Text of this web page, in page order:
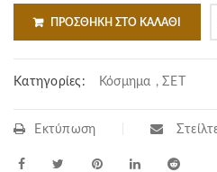
ΠΡΟΣΘΉΚΗ ΣΤΟ ΚΑΛΆΘΙ
Κατηγορίες: Κόσμημα , ΣΕΤ
Εκτύπωση